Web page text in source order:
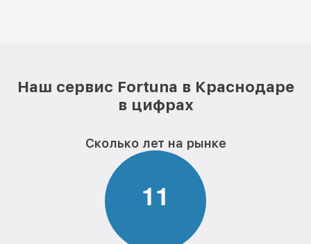
Наш сервис Fortuna в Краснодаре
в цифрах
Сколько лет на рынке
11